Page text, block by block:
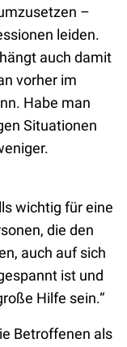
–
leiden.
auch damit
vorher im
Habe man
Situationen
wichtig für eine
die den
auch auf sich
ist und
Hilfe sein.“
Betroffenen als